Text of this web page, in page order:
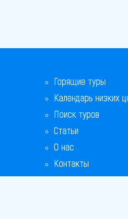
Горящие туры
Календарь низких
Поиск туров
Статьи
О нас
Контакты
Бонусная